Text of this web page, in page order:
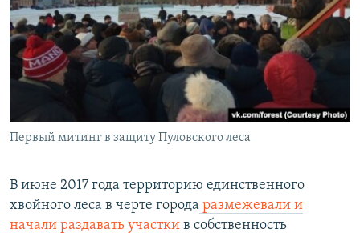
Первый митинг в защиту Пуловского леса
В июне 2017 года территорию единственного
хвойного леса в черте города размежевали и
начали раздавать участки в собственность